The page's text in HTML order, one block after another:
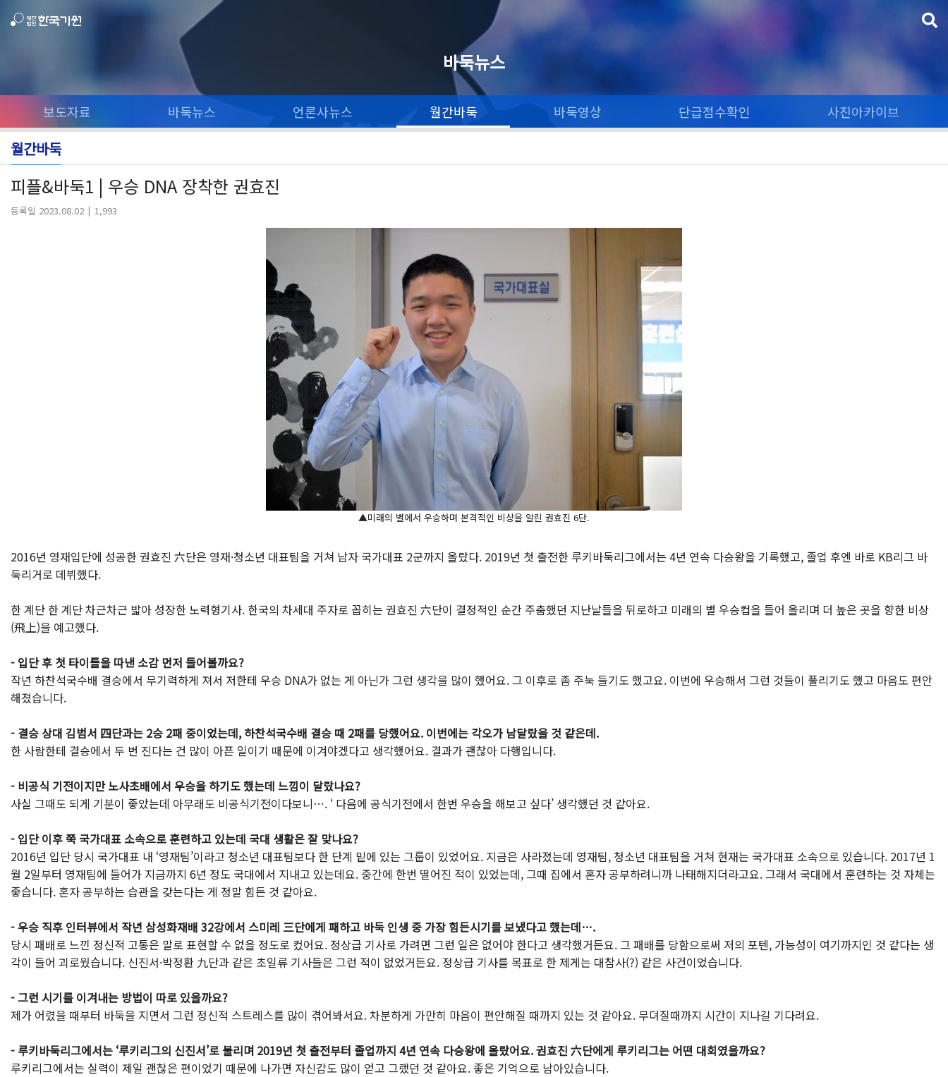
바둑뉴스
보도자료 바둑뉴스 언론사뉴스 월간바둑 바둑영상 단급점수확인 사진아카이브
월간바둑
피플&바둑1 | 우승 DNA 장착한 권효진
등록일 2023.08.02 1,993
▲미래의 별에서 우승하며 본격적인 비상을 알린 권효진 6단.
2016년 영재입단에 성공한 권효진 六단은 영재·청소년 대표팀을 거쳐 남자 국가대표 2군까지 올랐다. 2019년 첫 출전한 루키바둑리그에서는 4년 연속 다승왕을 기록했고, 졸업 후엔 바로 KB리그 바
둑리거로 데뷔했다.
한 계단 한 계단 차근차근 밟아 성장한 노력형기사. 한국의 차세대 주자로 꼽히는 권효진 六단이 결정적인 순간 주춤했던 지난날들을 뒤로하고 미래의 별 우승컵을 들어 올리며 더 높은 곳을 향한 비상
(飛上)을 예고했다.
- 입단 후 첫 타이틀을 따낸 소감 먼저 들어볼까요?
작년 하찬석국수배 결승에서 무기력하게 져서 저한테 우승 DNA가 없는 게 아닌가 그런 생각을 많이 했어요. 그 이후로 좀 주눅 들기도 했고요. 이번에 우승해서 그런 것들이 풀리기도 했고 마음도 편안
해졌습니다.
- 결승 상대 김범서 四단과는 2승 2패 중이었는데, 하찬석국수배 결승 때 2패를 당했어요. 이번에는 각오가 남달랐을 것 같은데.
한 사람한테 결승에서 두 번 진다는 건 많이 아픈 일이기 때문에 이겨야겠다고 생각했어요. 결과가 괜찮아 다행입니다.
- 비공식 기전이지만 노사초배에서 우승을 하기도 했는데 느낌이 달랐나요?
사실 그때도 되게 기분이 좋았는데 아무래도 비공식기전이다보니…. ‘ 다음에 공식기전에서 한번 우승을 해보고 싶다’ 생각했던 것 같아요.
- 입단 이후 쭉 국가대표 소속으로 훈련하고 있는데 국대 생활은 잘 맞나요?
2016년 입단 당시 국가대표 내 ‘영재팀’이라고 청소년 대표팀보다 한 단계 밑에 있는 그룹이 있었어요. 지금은 사라졌는데 영재팀, 청소년 대표팀을 거쳐 현재는 국가대표 소속으로 있습니다. 2017년 1
월 2일부터 영재팀에 들어가 지금까지 6년 정도 국대에서 지내고 있는데요. 중간에 한번 떨어진 적이 있었는데, 그때 집에서 혼자 공부하려니까 나태해지더라고요. 그래서 국대에서 훈련하는 것 자체는
좋습니다. 혼자 공부하는 습관을 갖는다는 게 정말 힘든 것 같아요.
- 우승 직후 인터뷰에서 작년 삼성화재배 32강에서 스미레 三단에게 패하고 바둑 인생 중 가장 힘든시기를 보냈다고 했는데….
당시 패배로 느낀 정신적 고통은 말로 표현할 수 없을 정도로 컸어요. 정상급 기사로 가려면 그런 일은 없어야 한다고 생각했거든요. 그 패배를 당함으로써 저의 포텐, 가능성이 여기까지인 것 같다는 생
각이 들어 괴로웠습니다. 신진서·박정환 九단과 같은 초일류 기사들은 그런 적이 없었거든요. 정상급 기사를 목표로 한 제게는 대참사(?) 같은 사건이었습니다.
- 그런 시기를 이겨내는 방법이 따로 있을까요?
제가 어렸을 때부터 바둑을 지면서 그런 정신적 스트레스를 많이 겪어봐서요. 차분하게 가만히 마음이 편안해질 때까지 있는 것 같아요. 무뎌질때까지 시간이 지나길 기다려요.
- 루키바둑리그에서는 ‘루키리그의 신진서’로 불리며 2019년 첫 출전부터 졸업까지 4년 연속 다승왕에 올랐어요. 권효진 六단에게 루키리그는 어떤 대회였을까요?
루키리그에서는 실력이 제일 괜찮은 편이었기 때문에 나가면 자신감도 많이 얻고 그랬던 것 같아요. 좋은 기억으로 남아있습니다.